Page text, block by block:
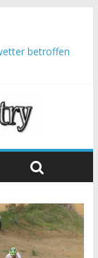
betroffen
Bundesliga
Richards
Seewald führt
Rennen der